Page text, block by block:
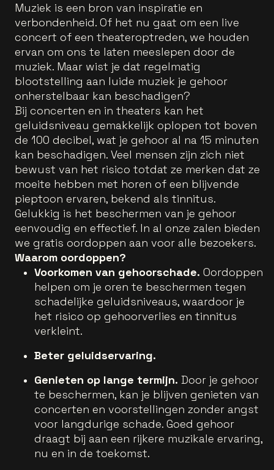
Muziek is een bron van inspiratie en
verbondenheid. Of het nu gaat om een live
concert of een theateroptreden, we houden
ervan om ons te laten meeslepen door de
muziek. Maar wist je dat regelmatig
blootstelling aan luide muziek je gehoor
onherstelbaar kan beschadigen?
Bij concerten en in theaters kan het
geluidsniveau gemakkelijk oplopen tot boven
de 100 decibel, wat je gehoor al na 15 minuten
kan beschadigen. Veel mensen zijn zich niet
bewust van het risico totdat ze merken dat ze
moeite hebben met horen of een blijvende
pieptoon ervaren, bekend als tinnitus.
Gelukkig is het beschermen van je gehoor
eenvoudig en effectief. In al onze zalen bieden
we gratis oordoppen aan voor alle bezoekers.
Waarom oordoppen?
Voorkomen van gehoorschade. Oordoppen
helpen om je oren te beschermen tegen
schadelijke geluidsniveaus, waardoor je
het risico op gehoorverlies en tinnitus
verkleint.
Beter geluidservaring.
Genieten op lange termijn. Door je gehoor
te beschermen, kan je blijven genieten van
concerten en voorstellingen zonder angst
voor langdurige schade. Goed gehoor
draagt bij aan een rijkere muzikale ervaring,
nu en in de toekomst.